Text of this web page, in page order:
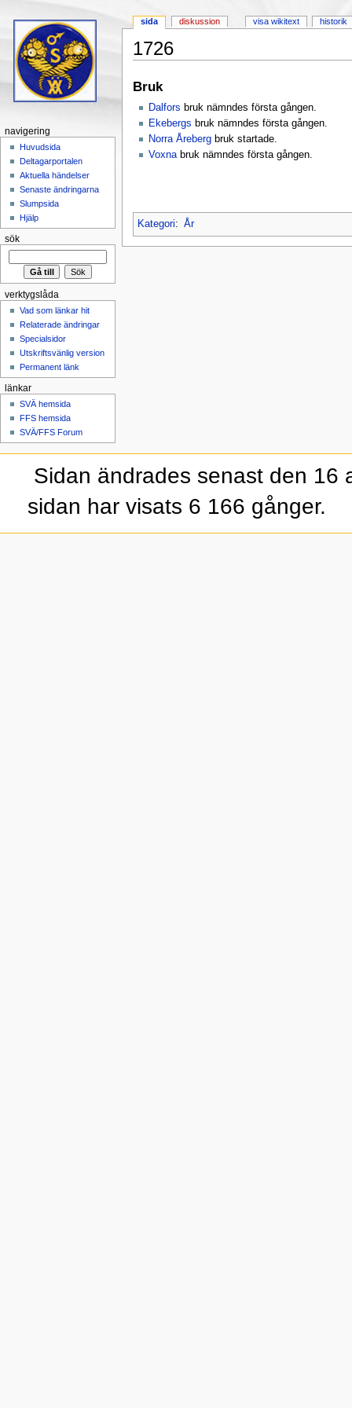
1726
Bruk
Dalfors bruk nämndes första gången.
Ekebergs bruk nämndes första gången.
Norra Årebergbruk startade.
Voxnabruk nämndes första gången.
Kategori: År
sida diskussion visa wikitext historik
navigering
Huvudsida
Deltagarportalen
Aktuella händelser
Senaste ändringarna
Slumpsida
Hjälp
sök
verktygslåda
Vad som länkar hit
Relaterade ändringar
Specialsidor
Utskriftsvänlig version
Permanent länk
länkar
SVÄ hemsida
FFS hemsida
SVÄ/FFS Forum
Sidan ändrades senast den 16
sidan har visats 6 166 gånger.